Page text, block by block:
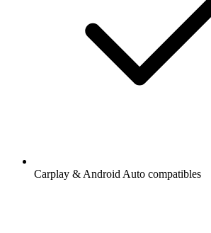
Carplay & Android Auto compatibles